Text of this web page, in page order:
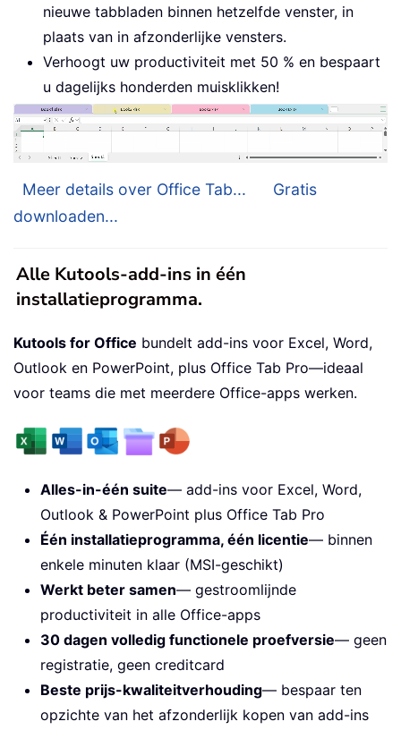
nieuwe tabbladen binnen hetzelfde venster, in
plaats van in afzonderlijke vensters.
Verhoogt uw productiviteit met 50 % en bespaart
u dagelijks honderden muisklikken!
Meer details over Office Tab...
Gratis
downloaden...
Alle Kutools-add-ins in één
installatieprogramma.
Kutools for Office bundelt add-ins voor Excel, Word,
Outlook en PowerPoint, plus Office Tab Pro—ideaal
voor teams die met meerdere Office-apps werken.
Alles-in-één suite— add-ins voor Excel, Word,
Outlook & PowerPoint plus Office Tab Pro
Één installatieprogramma, één licentie— binnen
enkele minuten klaar (MSI-geschikt)
Werkt beter samen— gestroomlijnde
productiviteit in alle Office-apps
30 dagen volledig functionele proefversie— geen
registratie, geen creditcard
Beste prijs-kwaliteitverhouding— bespaar ten
opzichte van het afzonderlijk kopen van add-ins